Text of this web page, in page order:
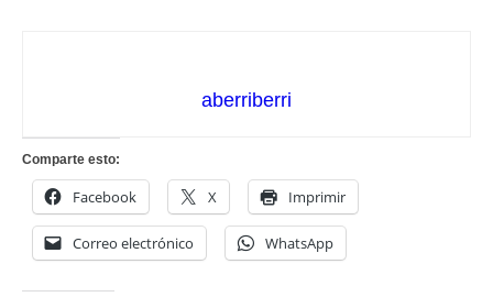
aberriberri
Comparte esto:
Facebook X Imprimir
Correo electrónico WhatsApp